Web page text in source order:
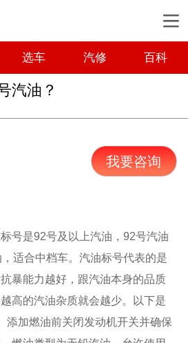
选车 汽修 百科
汽油？
我要咨询
号是92号及以上汽油，92号汽油
适合中档车。汽油标号代表的是
暴能力越好，跟汽油本身的品质
高的汽油杂质就会越少。以下是
添加燃油前关闭发动机开关并确保